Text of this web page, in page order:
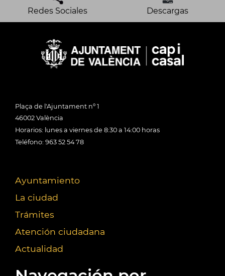
Redes Sociales Descargas
Plaça de l'Ajuntament nº 1
46002 València
Horarios: lunes a viernes de 8:30 a 14:00 horas
Teléfono: 963 52 54 78
Ayuntamiento
La ciudad
Trámites
Atención ciudadana
Actualidad